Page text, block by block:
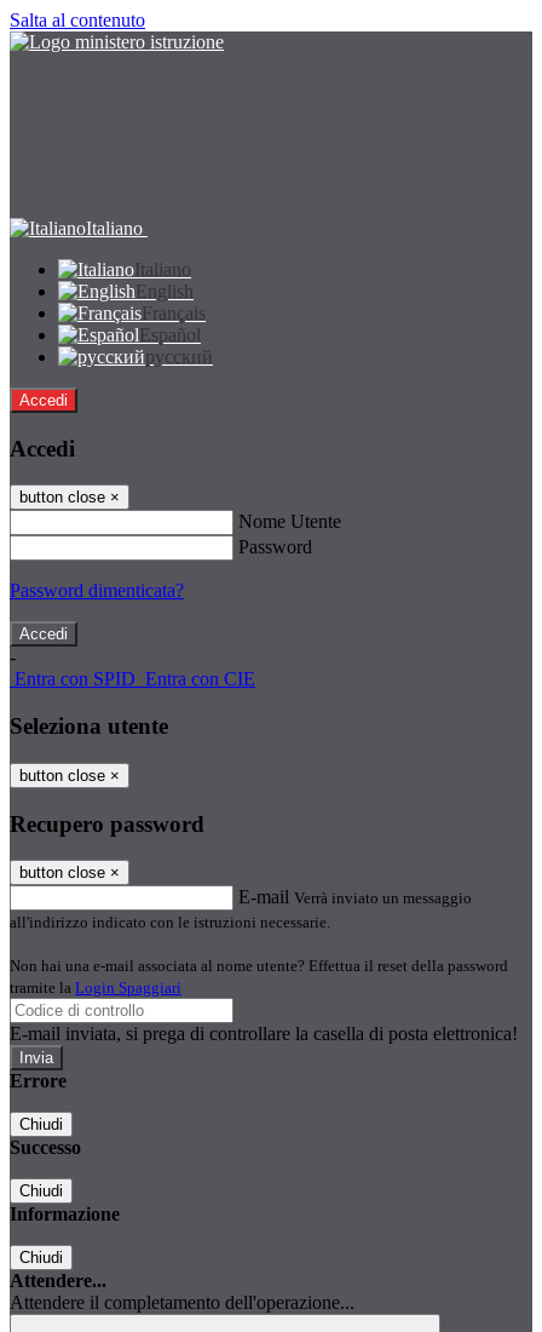
Salta al contenuto
Italiano
Italiano
English
Français
Español
русский
Accedi
Accedi
button close ×
Nome Utente
Password
Password dimenticata?
-
Entra con SPID Entra con CIE
Seleziona utente
button close ×
Recupero password
button close ×
E-mail Verrà inviato un messaggio
all'indirizzo indicato con le istruzioni necessarie.
Non hai una e-mail associata al nome utente? Effettua il reset della password
tramite la Login Spaggiari
E-mail inviata, si prega di controllare la casella di posta elettronica!
Errore
Chiudi
Successo
Chiudi
Informazione
Chiudi
Attendere...
Attendere il completamento dell'operazione...